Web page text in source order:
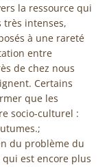
la ressource qui
très intenses,
à une rareté
entre
de chez nous
Certains
que les
socio-culturel :
du problème du
est encore plus